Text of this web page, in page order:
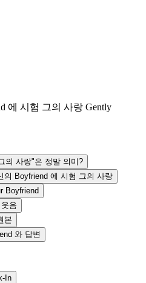
에 시험 그의 사랑 Gently
의 사랑"은 정말 의미?
의 Boyfriend 에 시험 그의 사랑
Boyfriend
음
본
와 답변
In